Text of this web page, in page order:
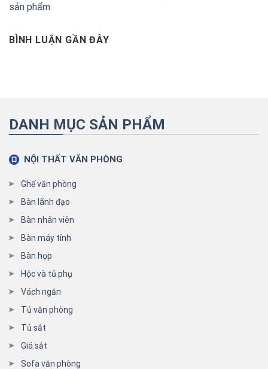
sản phẩm
BÌNH LUẬN GẦN ĐÂY
DANH MỤC SẢN PHẨM
NỘI THẤT VĂN PHÒNG
Ghế văn phòng
Bàn lãnh đạo
Bàn nhân viên
Bàn máy tính
Bàn họp
Hộc và tủ phụ
Vách ngăn
Tủ văn phòng
Tủ sắt
Giá sắt
Sofa văn phòng